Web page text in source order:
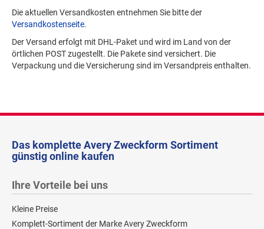
Die aktuellen Versandkosten entnehmen Sie bitte der
Versandkostenseite.
Der Versand erfolgt mit DHL-Paket und wird im Land von der
örtlichen POST zugestellt. Die Pakete sind versichert. Die
Verpackung und die Versicherung sind im Versandpreis enthalten.
Das komplette Avery Zweckform Sortiment
günstig online kaufen
Ihre Vorteile bei uns
Kleine Preise
Komplett-Sortiment der Marke Avery Zweckform